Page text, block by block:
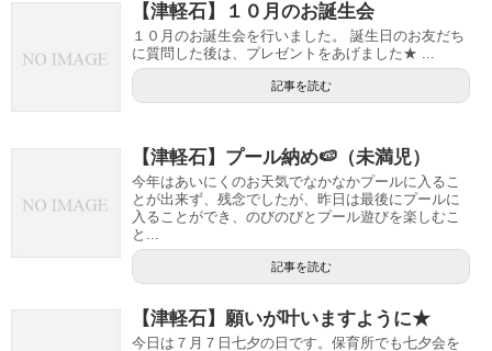
【津軽石】１０月のお誕生会
１０月のお誕生会を行いました。 誕生日のお友だち
に質問した後は、プレゼントをあげました★ ...
記事を読む
【津軽石】プール納め🍉（未満児）
今年はあいにくのお天気でなかなかプールに入るこ
とが出来ず、残念でしたが、昨日は最後にプールに
入ることができ、のびのびとプール遊びを楽しむこ
と...
記事を読む
【津軽石】願いが叶いますように★
今日は７月７日七夕の日です。保育所でも七夕会を